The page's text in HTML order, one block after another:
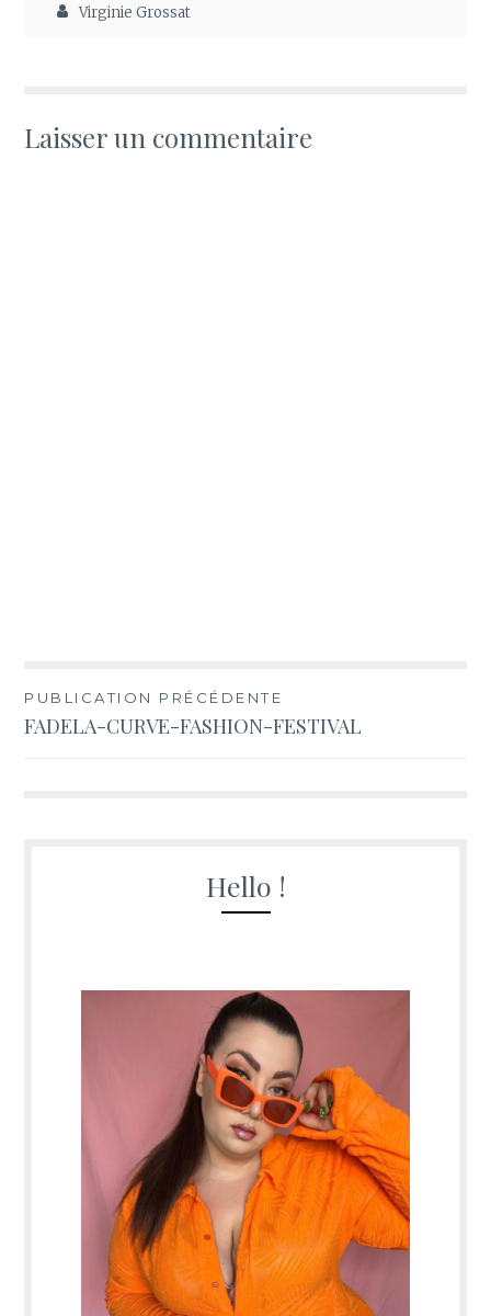
Virginie Grossat
Laisser un commentaire
Navigation
de
PUBLICATION PRÉCÉDENTE
FADELA-CURVE-FASHION-FESTIVAL
Hello !